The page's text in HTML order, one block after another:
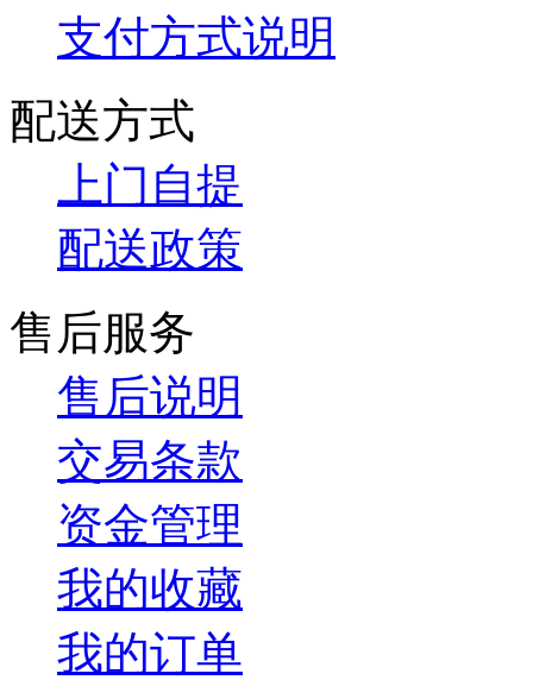
支付方式说明
配送方式
上门自提
配送政策
售后服务
售后说明
交易条款
资金管理
我的收藏
我的订单